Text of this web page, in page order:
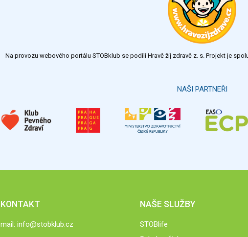
Na provozu webového portálu STOBklub se podílí Hravě žij zdravě z. s. Projekt je
NAŠI PARTNEŘI
KONTAKT
mail: info@stobklub.cz
NAŠE SLUŽBY
STOBlife